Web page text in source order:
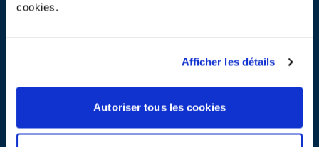
cookies.
Afficher les détails
Autoriser tous les cookies
Lave-vaisselle